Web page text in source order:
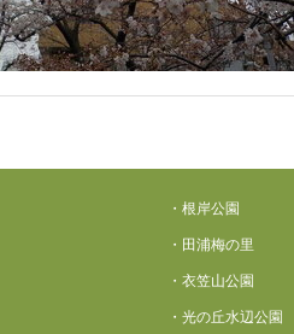
・根岸公園
・田浦梅の里
・衣笠山公園
・光の丘水辺公園